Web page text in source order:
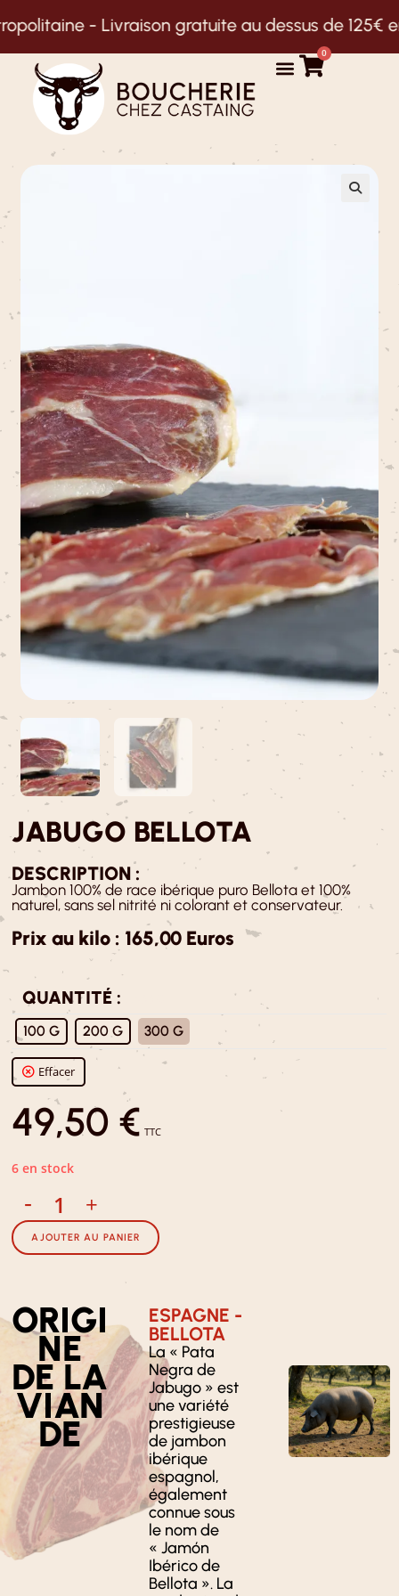
-Livraison gratuite au dessus de 125€ en
0
JABUGO BELLOTA
DESCRIPTION :
Jambon 100% de race ibérique puro Bellota et 100%
naturel, sans sel nitrité ni colorant et conservateur.
Prix au kilo : 165,00 Euros
QUANTITÉ :
100 G
200 G 300 G
Effacer
49,50 € TTC
6 en stock
- +
AJOUTER AU PANIER
ORIGI
NE
DE LA
VIAN
DE
ESPAGNE -
BELLOTA
La « Pata
Negra de
Jabugo » est
une variété
prestigieuse
de jambon
ibérique
espagnol,
également
connue sous
le nom de
« Jamón
Ibérico de
Bellota ». La